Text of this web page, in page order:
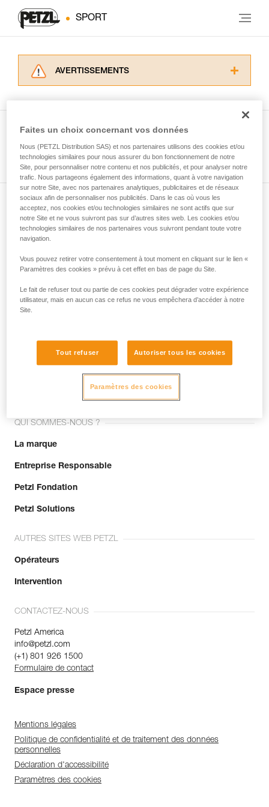
SPORT
AVERTISSEMENTS
informations de la notice technique pour
d’informations.
Maîtriser ces techniques nécessite une
formation et un entraînement spécifique. Validez
avec un professionnel votre capacité à refaire
la manipulation, seul, en toute sécurité, avant
de la reproduire en autonomie.
Nous donnons des exemples de techniques
Voir tous les conseils
Abonnez-vous à la newsletter
et restez connecté à notre actualité
Email *
Rejoignez la communauté !
QUI SOMMES-NOUS ?
La marque
Entreprise Responsable
Petzl Fondation
Petzl Solutions
AUTRES SITES WEB PETZL
Opérateurs
Intervention
CONTACTEZ-NOUS
Petzl America
info@petzl.com
(+1) 801 926 1500
Formulaire de contact
Espace presse
Mentions légales
Politique de confidentialité et de traitement des données
personnelles
Déclaration d'accessibilité
Paramètres des cookies
Faites un choix concernant vos données
Nous (PETZL Distribution SAS) et nos partenaires utilisons des cookies et/ou
technologies similaires pour nous assurer du bon fonctionnement de notre
Site, pour personnaliser notre contenu et nos publicités, et pour analyser notre
trafic. Nous partageons également des informations, quant à votre navigation
sur notre Site, avec nos partenaires analytiques, publicitaires et de réseaux
sociaux afin de personnaliser nos publicités. Dans le cas où vous les
acceptez, nos cookies et/ou technologies similaires ne sont actifs que sur
notre Site et ne vous suivront pas sur d’autres sites web. Les cookies et/ou
technologies similaires de nos partenaires vous suivront pendant toute votre
navigation.
Vous pouvez retirer votre consentement à tout moment en cliquant sur le lien «
Paramètres des cookies » prévu à cet effet en bas de page du Site.
Le fait de refuser tout ou partie de ces cookies peut dégrader votre expérience
utilisateur, mais en aucun cas ce refus ne vous empêchera d’accéder à notre
Site.
Tout refuser Autoriser tous les cookies
Paramètres des cookies